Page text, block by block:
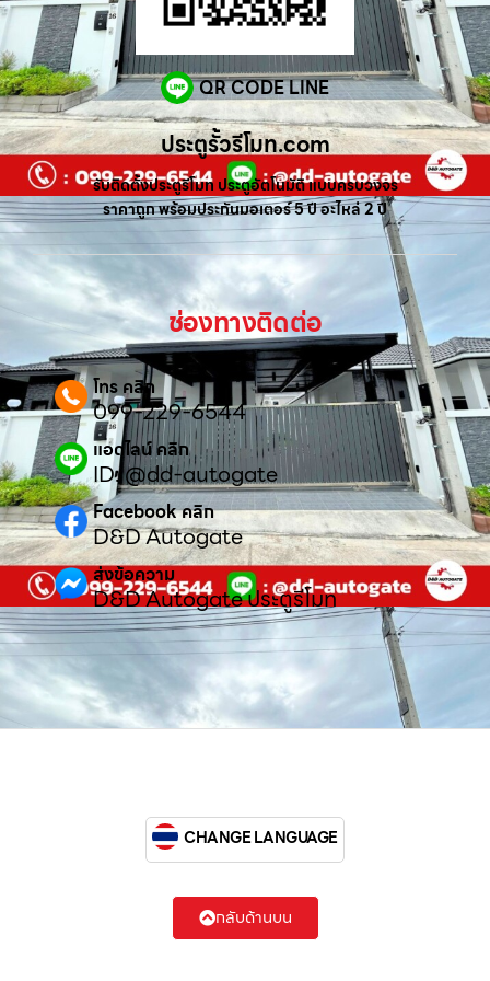
QR CODE LINE
ประตูรั้วรีโมท.com
รับติดตั้งประตูรีโมท ประตูอัตโนมัติ แบบครบวงจร
ราคาถูก พร้อมประกันมอเตอร์ 5 ปี อะไหล่ 2 ปี
ช่องทางติดต่อ
โทร คลิก
099-229-6544
แอดไลน์ คลิก
ID: @dd-autogate
Facebook คลิก
D&D Autogate
ส่งข้อความ
D&D Autogate ประตูรีโมท
CHANGE LANGUAGE
กลับด้านบน